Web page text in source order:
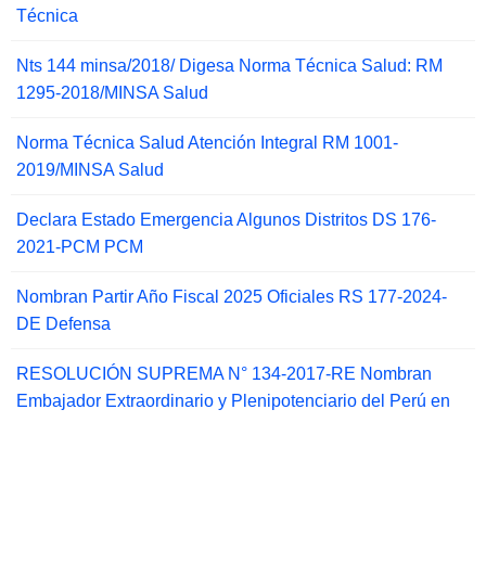
Técnica
Nts 144 minsa/2018/ Digesa Norma Técnica Salud: RM
1295-2018/MINSA Salud
Norma Técnica Salud Atención Integral RM 1001-
2019/MINSA Salud
Declara Estado Emergencia Algunos Distritos DS 176-
2021-PCM PCM
Nombran Partir Año Fiscal 2025 Oficiales RS 177-2024-
DE Defensa
RESOLUCIÓN SUPREMA N° 134-2017-RE Nombran
Embajador Extraordinario y Plenipotenciario del Perú en